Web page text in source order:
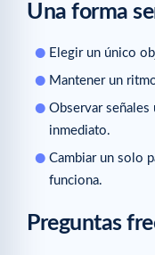
Una forma
Elegir un único
Mantener un
Observar señales
inmediato.
Cambiar un solo
funciona.
Preguntas